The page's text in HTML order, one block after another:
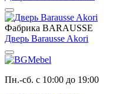
Фабрика BARAUSSE
Дверь Barausse Akori
Пн.-сб. с 10:00 до 19:00